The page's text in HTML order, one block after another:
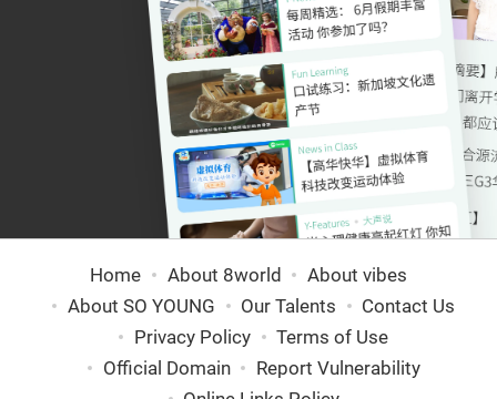
Home About 8world
About vibes
About SO YOUNG
Our Talents
Contact Us
Privacy Policy
Terms of Use
Official Domain
Report Vulnerability